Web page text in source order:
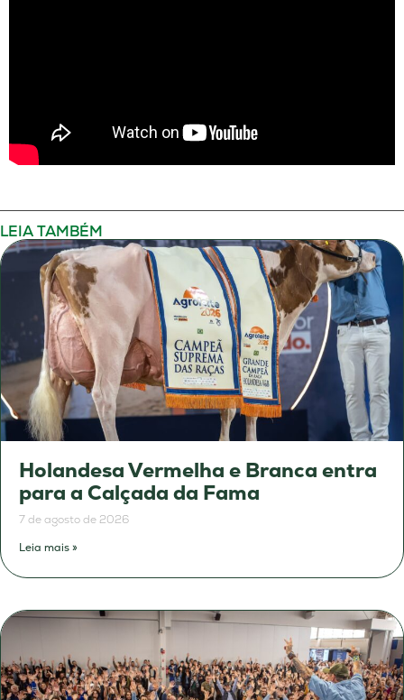
LEIA TAMBÉM
Holandesa Vermelha e Branca entra
para a Calçada da Fama
7 de agosto de 2026
Leia mais »